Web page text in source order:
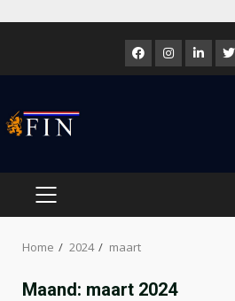
content
FacebookInstagram
PRIMARY
Home 2024 maart
Maand: maart 2024